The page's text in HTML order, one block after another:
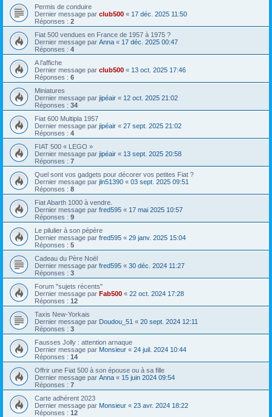
Permis de conduire
Dernier message par club500 « 17 déc. 2025 11:50
Réponses : 2
Fiat 500 vendues en France de 1957 à 1975 ?
Dernier message par Anna « 17 déc. 2025 00:47
Réponses : 4
A l’affiche
Dernier message par club500 « 13 oct. 2025 17:46
Réponses : 6
Miniatures
Dernier message par jipéair « 12 oct. 2025 21:02
Réponses : 34
Fiat 600 Multipla 1957
Dernier message par jipéair « 27 sept. 2025 21:02
Réponses : 4
FIAT 500 « LEGO »
Dernier message par jipéair « 13 sept. 2025 20:58
Réponses : 7
Quel sont vos gadgets pour décorer vos petites Fiat ?
Dernier message par jln51390 « 03 sept. 2025 09:51
Réponses : 8
Fiat Abarth 1000 à vendre.
Dernier message par fred595 « 17 mai 2025 10:57
Réponses : 9
Le pilulier à son pépère
Dernier message par fred595 « 29 janv. 2025 15:04
Réponses : 5
Cadeau du Père Noël
Dernier message par fred595 « 30 déc. 2024 11:27
Réponses : 3
Forum "sujets récents"
Dernier message par Fab500 « 22 oct. 2024 17:28
Réponses : 12
Taxis New-Yorkais
Dernier message par Doudou_51 « 20 sept. 2024 12:11
Réponses : 3
Fausses Jolly : attention arnaque
Dernier message par Monsieur « 24 juil. 2024 10:44
Réponses : 14
Offrir une Fiat 500 à son épouse ou à sa fille
Dernier message par Anna « 15 juin 2024 09:54
Réponses : 7
Carte adhérent 2023
Dernier message par Monsieur « 23 avr. 2024 18:22
Réponses : 12